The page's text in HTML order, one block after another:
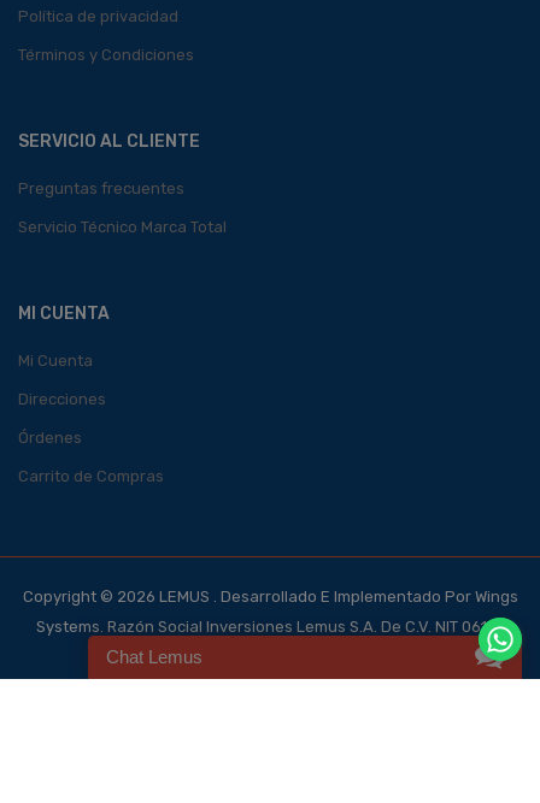
Política de privacidad
Términos y Condiciones
SERVICIO AL CLIENTE
Preguntas frecuentes
Servicio Técnico Marca Total
MI CUENTA
Mi Cuenta
Direcciones
Órdenes
Carrito de Compras
Copyright © 2026 LEMUS . Desarrollado E Implementado Por Wings
Systems. Razón Social Inversiones Lemus S.A. De C.V. NIT 0614-
140700-101-4, NRC 123562-0
Chat Lemus